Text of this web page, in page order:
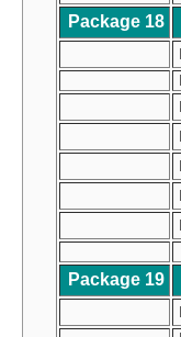
Package 18
Package 19